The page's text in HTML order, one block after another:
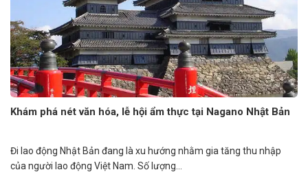
Khám phá nét văn hóa, lễ hội ẩm thực tại Nagano Nhật Bản
Đi lao động Nhật Bản đang là xu hướng nhằm gia tăng thu nhập
của người lao động Việt Nam. Số lượng...